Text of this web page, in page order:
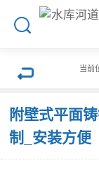
搜
回
当前
附壁式平面
制_安装方便